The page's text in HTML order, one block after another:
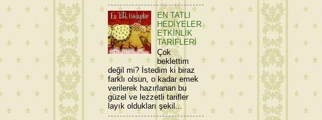
EN TATLI
HEDİYELER
ETKİNLİK
TARİFLERİ
Çok
beklettim
değil mi? İstedim ki biraz
farklı olsun, o kadar emek
verilerek hazırlanan bu
güzel ve lezzetli tarifler
layık oldukları şekil...